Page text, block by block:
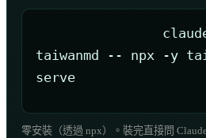
taiwanmd -- npx -y
serve
零安裝（透過 npx）。裝完直接問